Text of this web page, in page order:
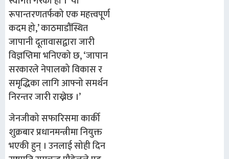
रूपान्तरणतर्फको एक महत्त्वपूर्ण
कदम हो,’ काठमाडौंस्थित
जापानी दूतावासद्वारा जारी
विज्ञप्तिमा भनिएको छ, ‘जापान
सरकारले नेपालको विकास र
समृद्धिका लागि आफ्नो समर्थन
निरन्तर जारी राख्नेछ ।’
जेनजीको सफारिसमा कार्की
शुक्रबार प्रधानमन्त्रीमा नियुक्त
भएकी हुन् । उनलाई सोही दिन